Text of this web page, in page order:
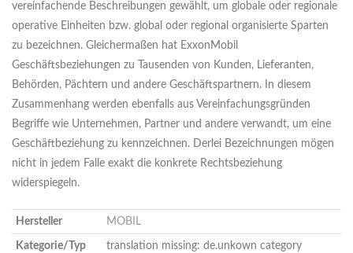
vereinfachende Beschreibungen gewählt, um globale oder regionale
operative Einheiten bzw. global oder regional organisierte Sparten
zu bezeichnen. Gleichermaßen hat ExxonMobil
Geschäftsbeziehungen zu Tausenden von Kunden, Lieferanten,
Behörden, Pächtern und andere Geschäftspartnern. In diesem
Zusammenhang werden ebenfalls aus Vereinfachungsgründen
Begriffe wie Unternehmen, Partner und andere verwandt, um eine
Geschäftbeziehung zu kennzeichnen. Derlei Bezeichnungen mögen
nicht in jedem Falle exakt die konkrete Rechtsbeziehung
widerspiegeln.
Hersteller MOBIL
Kategorie/Typ translation missing: de.unkown category